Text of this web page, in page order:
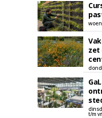
zet
t/m